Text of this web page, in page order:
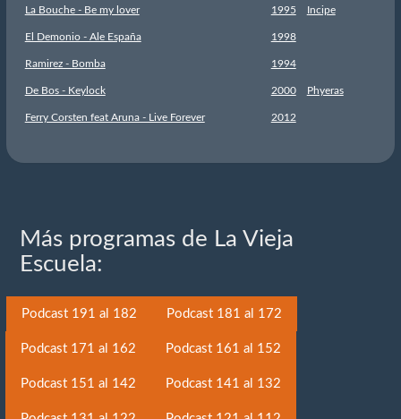
La Bouche - Be my lover 1995 Incipe
El Demonio - Ale España 1998
Ramirez - Bomba 1994
De Bos - Keylock 2000 Phyeras
Ferry Corsten feat Aruna - Live Forever 2012
Más programas de La Vieja
Escuela:
Podcast 191 al 182 Podcast 181 al 172
Podcast 171 al 162 Podcast 161 al 152
Podcast 151 al 142 Podcast 141 al 132